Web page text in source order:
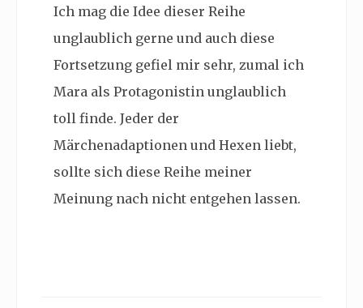
Ich mag die Idee dieser Reihe
unglaublich gerne und auch diese
Fortsetzung gefiel mir sehr, zumal ich
Mara als Protagonistin unglaublich
toll finde. Jeder der
Märchenadaptionen und Hexen liebt,
sollte sich diese Reihe meiner
Meinung nach nicht entgehen lassen.